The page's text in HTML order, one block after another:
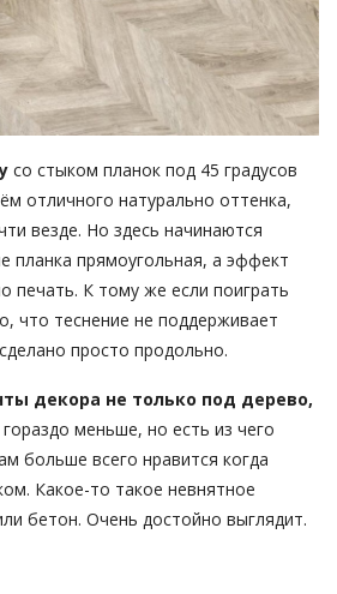
со стыком планок под 45 градусов
отличного натурально оттенка,
везде. Но здесь начинаются
планка прямоугольная, а эффект
печать. К тому же если поиграть
что теснение не поддерживает
просто продольно.
декора не только под дерево,
меньше, но есть из чего
больше всего нравится когда
Какое-то такое невнятное
бетон. Очень достойно выглядит.